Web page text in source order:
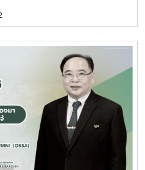
University ผ่าน
เสนอกรณีศึกษาการประยุกต์ใช้
ชน รวมถึงกิจกรรม Forum-to-
เชิงนโยบายและแผนปฏิบัติการใน
นอนาคตการเข้าร่วมประชุมในครั้ง
ทางการเปลี่ยนแปลงของการ
นองค์ความรู้และสร้างความร่วม
ษาทั่วประเทศ เพื่อร่วมกันพัฒนา
เปลี่ยนแปลงของโลกยุคดิจิทัล และ
วิจัย และนวัตกรรมอย่างยั่งยืน
เจ้าภาพพระพิธีธรรมสวดพระ
พระที่นั่งดุสิตมหาปราสาท
าบถวายบังคมพระศพสมเด็จ
าภา นเรนทิราเทพยวดี กรมหลวง
ธิดา ณ พระที่นั่งพิมานรัตยา
มพิธีในครั้งนี้ นับเป็นพระ
หม่อมแก่คณะผู้บริหาร
ละบุคลากร มหาวิทยาลัยแม่โจ้ที่ได้
ยความอาลัยและน้อมรำลึกในพระ
ได้